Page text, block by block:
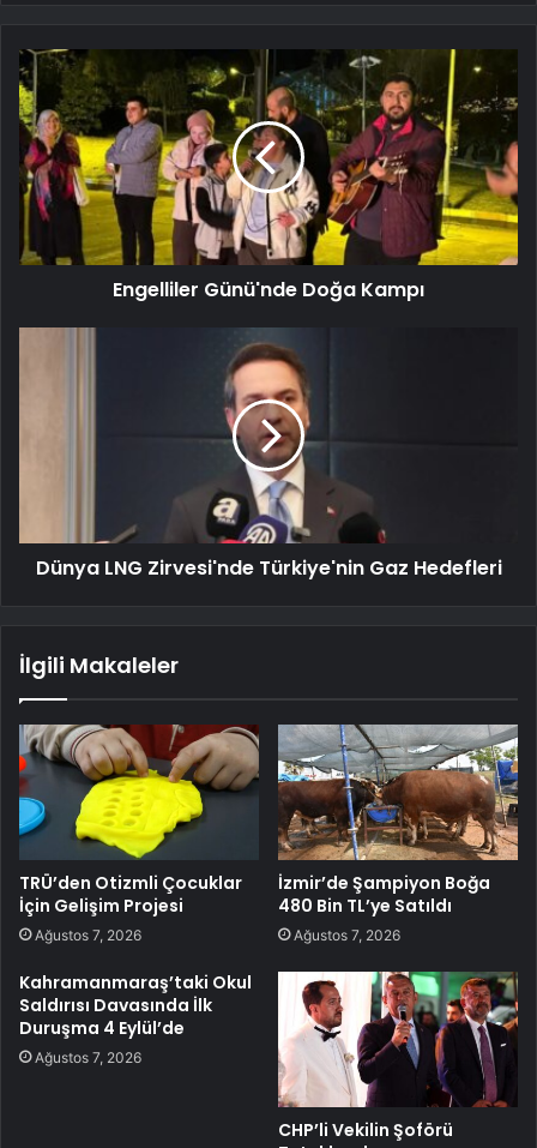
Engelliler Günü'nde Doğa Kampı
Dünya LNG Zirvesi'nde Türkiye'nin Gaz Hedefleri
İlgili Makaleler
TRÜ’den Otizmli Çocuklar
İçin Gelişim Projesi
Ağustos 7, 2026
İzmir’de Şampiyon Boğa
480 Bin TL’ye Satıldı
Ağustos 7, 2026
Kahramanmaraş’taki Okul
Saldırısı Davasında İlk
Duruşma 4 Eylül’de
Ağustos 7, 2026
CHP’li Vekilin Şoförü